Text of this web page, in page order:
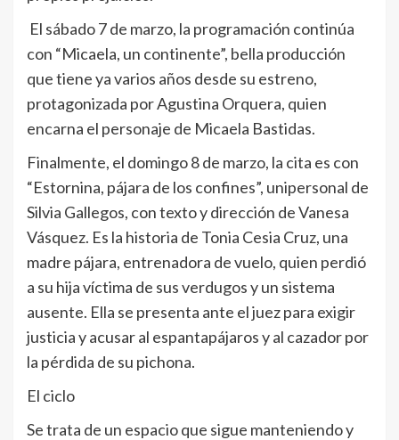
El sábado 7 de marzo, la programación continúa
con “Micaela, un continente”, bella producción
que tiene ya varios años desde su estreno,
protagonizada por Agustina Orquera, quien
encarna el personaje de Micaela Bastidas.
Finalmente, el domingo 8 de marzo, la cita es con
“Estornina, pájara de los confines”, unipersonal de
Silvia Gallegos, con texto y dirección de Vanesa
Vásquez. Es la historia de Tonia Cesia Cruz, una
madre pájara, entrenadora de vuelo, quien perdió
a su hija víctima de sus verdugos y un sistema
ausente. Ella se presenta ante el juez para exigir
justicia y acusar al espantapájaros y al cazador por
la pérdida de su pichona.
El ciclo
Se trata de un espacio que sigue manteniendo y